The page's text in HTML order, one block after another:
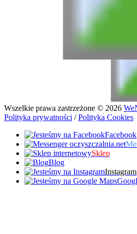
Wszelkie prawa zastrzeżone © 2026
Polityka prywatności /Polityka Cookies
Facebook
Sklep
Blog
Instagram